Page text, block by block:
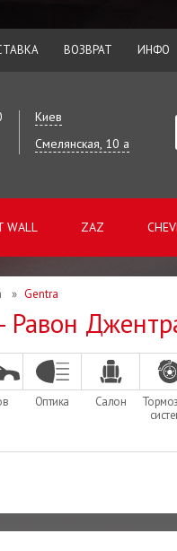
ВОЗВРАТ ИНФО
Киев
Смелянская, 10 а
WALL ZAZ
» Gentra
Равон
Оптика Салон